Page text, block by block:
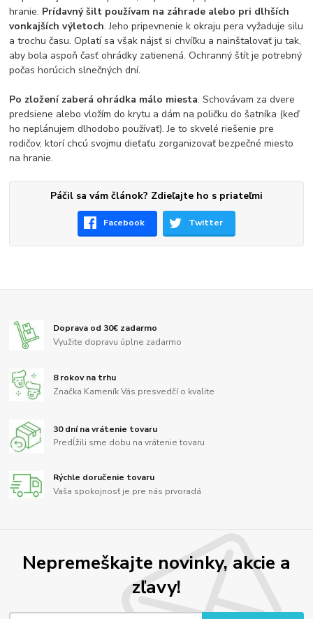
hranie. Prídavný šilt používam na záhrade alebo pri dlhších
vonkajších výletoch. Jeho pripevnenie k okraju pera vyžaduje silu
a trochu času. Oplatí sa však nájsť si chvíľku a nainštalovať ju tak,
aby bola aspoň časť ohrádky zatienená. Ochranný štít je potrebný
počas horúcich slnečných dní.
Po zložení zaberá ohrádka málo miesta. Schovávam za dvere
predsiene alebo vložím do krytu a dám na poličku do šatníka (keď
ho neplánujem dlhodobo používať). Je to skvelé riešenie pre
rodičov, ktorí chcú svojmu dieťaťu zorganizovať bezpečné miesto
na hranie.
Páčil sa vám článok? Zdieľajte ho s priateľmi
Facebook Twitter
Doprava od 30€ zadarmo
Využite dopravu úplne zadarmo
8 rokov na trhu
Značka Kameník Vás presvedčí o kvalite
30 dní na vrátenie tovaru
Predĺžili sme dobu na vrátenie tovaru
Rýchle doručenie tovaru
Vaša spokojnosť je pre nás prvoradá
Nepremeškajte novinky, akcie a
zľavy!